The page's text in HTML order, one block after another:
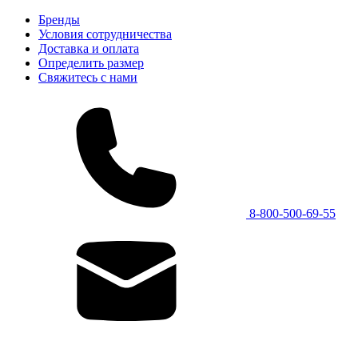
Бренды
Условия сотрудничества
Доставка и оплата
Определить размер
Свяжитесь с нами
8-800-500-69-55